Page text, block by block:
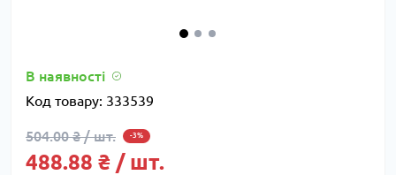
В наявності
Код товару: 333539
504.00 ₴ / шт. -3%
488.88 ₴ / шт.